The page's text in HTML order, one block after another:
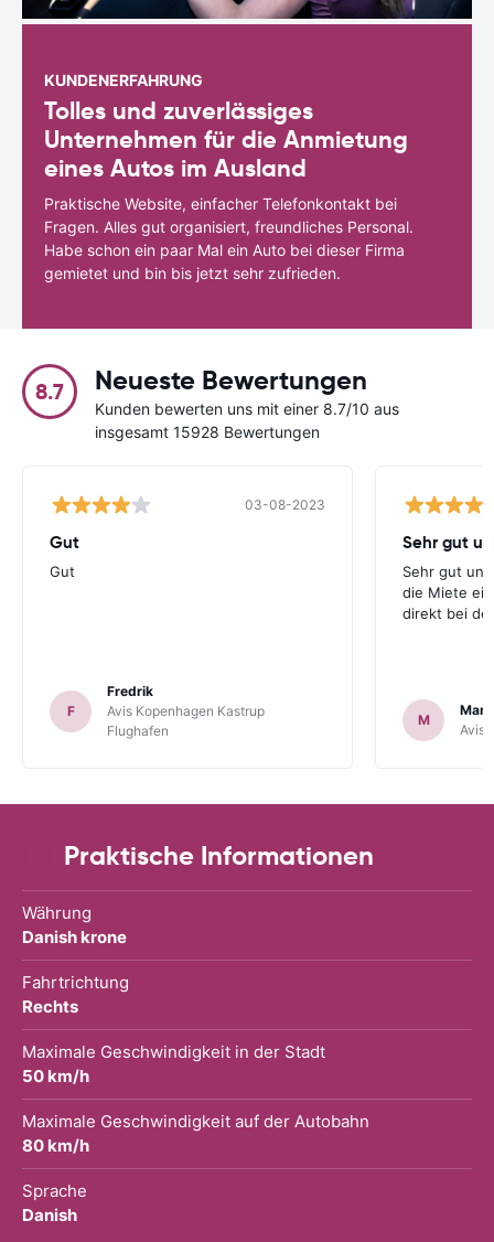
KUNDENERFAHRUNG
Tolles und zuverlässiges
Unternehmen für die Anmietung
eines Autos im Ausland
Praktische Website, einfacher Telefonkontakt bei
Fragen. Alles gut organisiert, freundliches Personal.
Habe schon ein paar Mal ein Auto bei dieser Firma
gemietet und bin bis jetzt sehr zufrieden.
8.7 Neueste Bewertungen
Kunden bewerten uns mit einer 8.7/10 aus
insgesamt 15928 Bewertungen
03-08-2023
Gut
Gut
F
Fredrik
Avis Kopenhagen Kastrup
Flughafen
Sehr gut
die Miete
direkt bei
M
Avis
Praktische Informationen
Währung
Danish krone
Fahrtrichtung
Rechts
Maximale Geschwindigkeit in der Stadt
50 km/h
Maximale Geschwindigkeit auf der Autobahn
80 km/h
Sprache
Danish